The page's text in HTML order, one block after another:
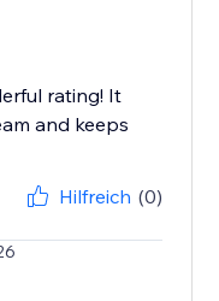
rating! It
and keeps
Hilfreich (0)